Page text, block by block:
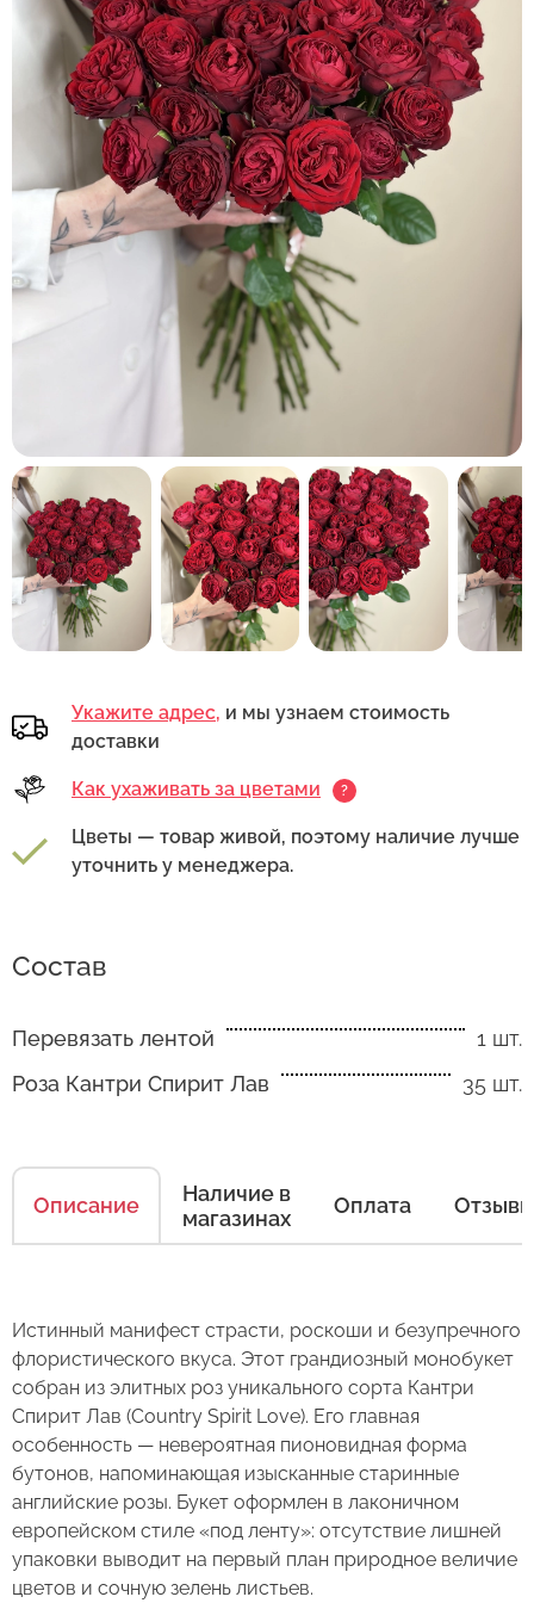
Укажите адрес, и мы узнаем стоимость
доставки
Как ухаживать за цветами ?
Цветы — товар живой, поэтому наличие лучше
уточнить у менеджера.
Состав
Перевязать лентой
1 шт.
Роза Кантри Спирит Лав
35 шт.
Описание
Наличие в
магазинах
Оплата Отзывы
Истинный манифест страсти, роскоши и безупречного
флористического вкуса. Этот грандиозный монобукет
собран из элитных роз уникального сорта Кантри
Спирит Лав (Country Spirit Love). Его главная
особенность — невероятная пионовидная форма
бутонов, напоминающая изысканные старинные
английские розы. Букет оформлен в лаконичном
европейском стиле «под ленту»: отсутствие лишней
упаковки выводит на первый план природное величие
цветов и сочную зелень листьев.
Оставьте свой отзыв
Сервис:
Цена/Качество:
Есть несколько простых правил, чтобы цветы
в Вашем букете или композиции сохраняли
1. Переносите букеты в транспортировочной
бумаге.
2. Минимизируйте нахождение цветов
в холодное время года на улице.
3. Если Вы перевозите букет, убедитесь, что
он правильно упакован. В зимнее время, даже
кратковременный контакт с холодным
кнопку "Выбрать".
Букет из 35 роз "Винный бархат"